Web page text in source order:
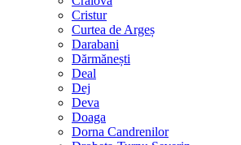
Cristur
Curtea de Argeș
Darabani
Dărmănești
Deal
Dej
Deva
Doaga
Dorna Candrenilor